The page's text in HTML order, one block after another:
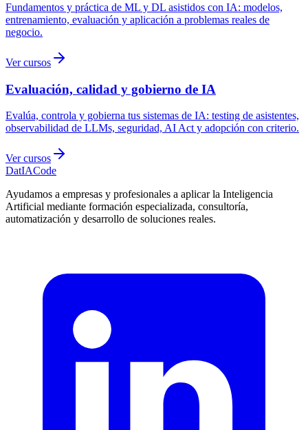
Fundamentos y práctica de ML y DL asistidos con IA: modelos,
entrenamiento, evaluación y aplicación a problemas reales de
negocio.
Ver cursos
Evaluación, calidad y gobierno de IA
Evalúa, controla y gobierna tus sistemas de IA: testing de asistentes,
observabilidad de LLMs, seguridad, AI Act y adopción con criterio.
Ver cursos
DatIACode
Ayudamos a empresas y profesionales a aplicar la Inteligencia
Artificial mediante formación especializada, consultoría,
automatización y desarrollo de soluciones reales.